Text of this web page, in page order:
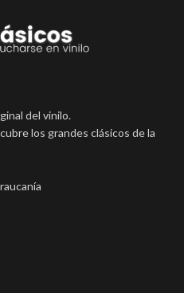
del vinilo.
los grandes clásicos de la